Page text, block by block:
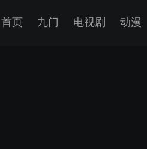
首页 九门 电视剧 动漫